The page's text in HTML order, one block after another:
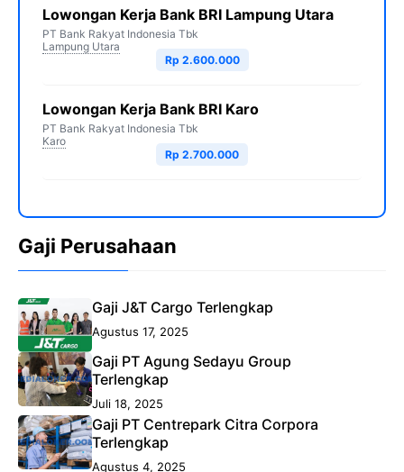
Lowongan Kerja Bank BRI Lampung Utara
PT Bank Rakyat Indonesia Tbk
Lampung Utara
Rp 2.600.000
Lowongan Kerja Bank BRI Karo
PT Bank Rakyat Indonesia Tbk
Karo
Rp 2.700.000
Gaji Perusahaan
Gaji J&T Cargo Terlengkap
Agustus 17, 2025
Gaji PT Agung Sedayu Group
Terlengkap
Juli 18, 2025
Gaji PT Centrepark Citra Corpora
Terlengkap
Agustus 4, 2025